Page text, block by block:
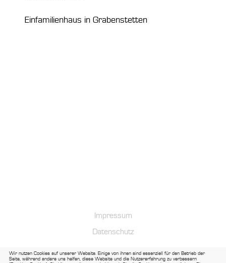
Einfamilienhaus in Grabenstetten
Impressum
Datenschutz
Wir nutzen Cookies auf unserer Website. Einige von ihnen sind essenziell für den Betrieb der
Seite, während andere uns helfen, diese Website und die Nutzererfahrung zu verbessern